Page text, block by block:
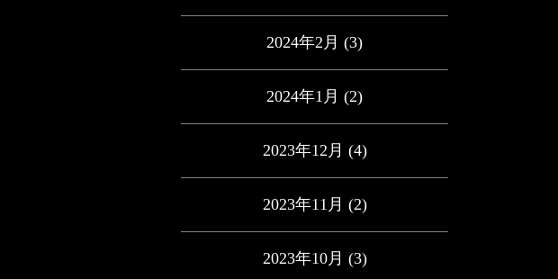
2024年2月 (3)
2024年1月 (2)
2023年12月 (4)
2023年11月 (2)
2023年10月 (3)